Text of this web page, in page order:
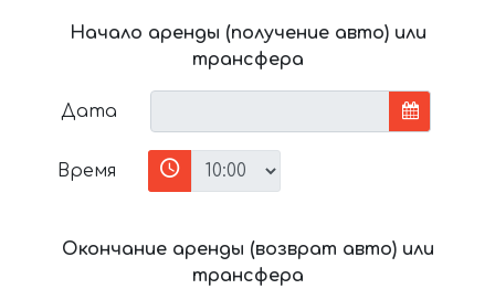
Начало аренды (получение авто) или
трансфера
Дата
Время
Окончание аренды (возврат авто) или
трансфера